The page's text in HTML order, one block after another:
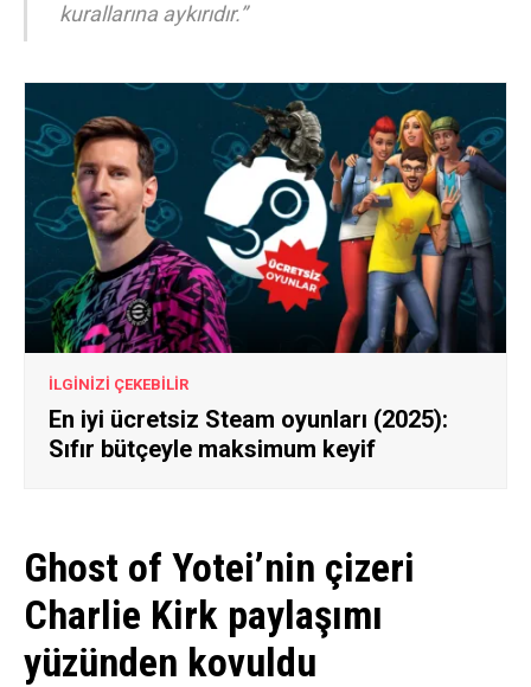
kurallarına aykırıdır.”
İLGİNİZİ ÇEKEBİLİR
En iyi ücretsiz Steam oyunları (2025):
Sıfır bütçeyle maksimum keyif
Ghost of Yotei’nin çizeri
Charlie Kirk paylaşımı
yüzünden kovuldu